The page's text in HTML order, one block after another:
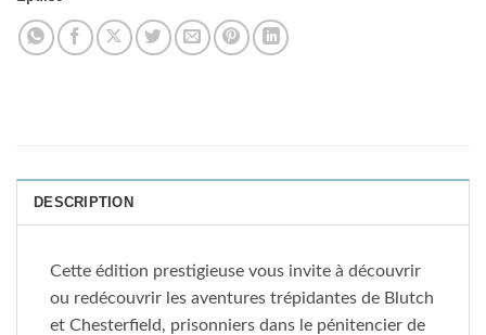
DESCRIPTION
Cette édition prestigieuse vous invite à découvrir
ou redécouvrir les aventures trépidantes de Blutch
et Chesterfield, prisonniers dans le pénitencier de